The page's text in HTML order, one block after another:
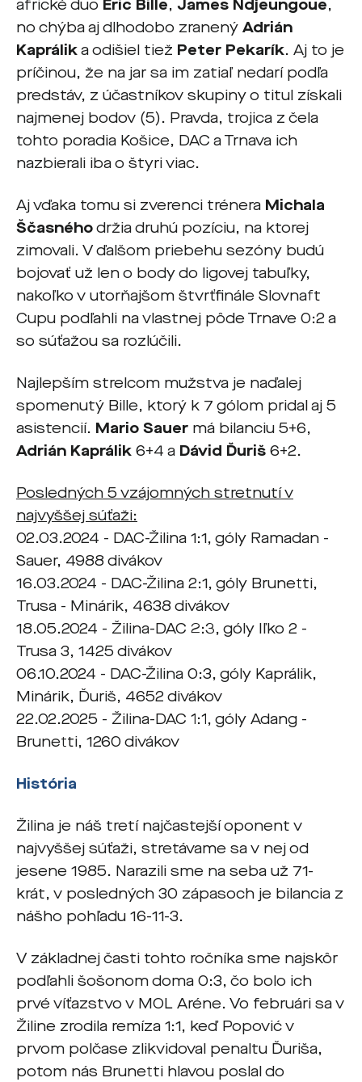
africké duo Eric Bille, James Ndjeungoue,
no chýba aj dlhodobo zranený Adrián
Kaprálika odišiel tiež Peter Pekarík. Aj to je
príčinou, že na jar sa im zatiaľ nedarí podľa
predstáv, z účastníkov skupiny o titul získali
najmenej bodov (5). Pravda, trojica z čela
tohto poradia Košice, DAC a Trnava ich
nazbierali iba o štyri viac.
Aj vďaka tomu si zverenci trénera Michala
Ščasnéhodržia druhú pozíciu, na ktorej
zimovali. V ďalšom priebehu sezóny budú
bojovať už len o body do ligovej tabuľky,
nakoľko v utorňajšom štvrťfinále Slovnaft
Cupu podľahli na vlastnej pôde Trnave 0:2 a
so súťažou sa rozlúčili.
Najlepším strelcom mužstva je naďalej
spomenutý Bille, ktorý k 7 gólom pridal aj 5
asistencií. Mario Sauer má bilanciu 5+6,
Adrián Kaprálik 6+4 a Dávid Ďuriš 6+2.
Posledných 5 vzájomných stretnutí v
najvyššej súťaži:
02.03.2024 - DAC-Žilina 1:1, góly Ramadan -
Sauer, 4988 divákov
16.03.2024 - DAC-Žilina 2:1, góly Brunetti,
Trusa - Minárik, 4638 divákov
18.05.2024 - Žilina-DAC 2:3, góly Iľko 2 -
Trusa 3, 1425 divákov
06.10.2024 - DAC-Žilina 0:3, góly Kaprálik,
Minárik, Ďuriš, 4652 divákov
22.02.2025 - Žilina-DAC 1:1, góly Adang -
Brunetti, 1260 divákov
História
Žilina je náš tretí najčastejší oponent v
najvyššej súťaži, stretávame sa v nej od
jesene 1985. Narazili sme na seba už 71-
krát, v posledných 30 zápasoch je bilancia z
nášho pohľadu 16-11-3.
V základnej časti tohto ročníka sme najskôr
podľahli šošonom doma 0:3, čo bolo ich
prvé víťazstvo v MOL Aréne. Vo februári sa v
Žiline zrodila remíza 1:1, keď Popović v
prvom polčase zlikvidoval penaltu Ďuriša,
potom nás Brunetti hlavou poslal do